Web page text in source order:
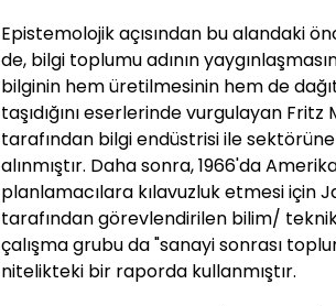
Epistemolojik açısından bu alandaki
de, bilgi toplumu adının
bilginin hem üretilmesinin hem de
taşıdığını eserlerinde vurgulayan Fritz
tarafından bilgi endüstrisi ile
alınmıştır. Daha sonra, 1966'da
planlamacılara kılavuzluk etmesi için
tarafından görevlendirilen bilim/
çalışma grubu da "sanayi sonrası
nitelikteki bir raporda kullanmıştır.